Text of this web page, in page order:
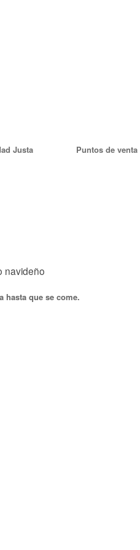
Justa Puntos de venta
navideño
hasta que se come.